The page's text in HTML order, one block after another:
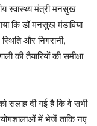
स्वास्थ्य मंत्री मनसुख
कि डॉ मनसुख मंडाविया
और निगरानी,
की तैयारियों की समीक्षा
सलाह दी गई है कि वे सभी
में भेजें ताकि नए